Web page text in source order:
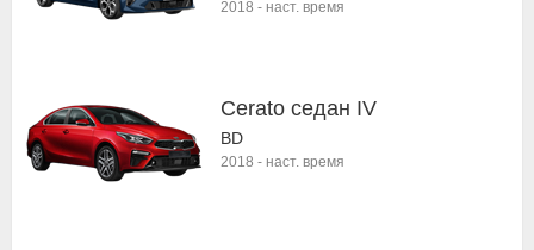
2018 - наст. время
Cerato седан IV
BD
2018 - наст. время